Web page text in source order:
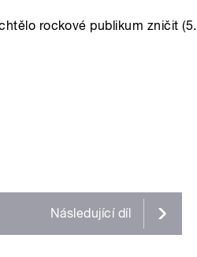
rockové publikum zničit (5.
Následující díl